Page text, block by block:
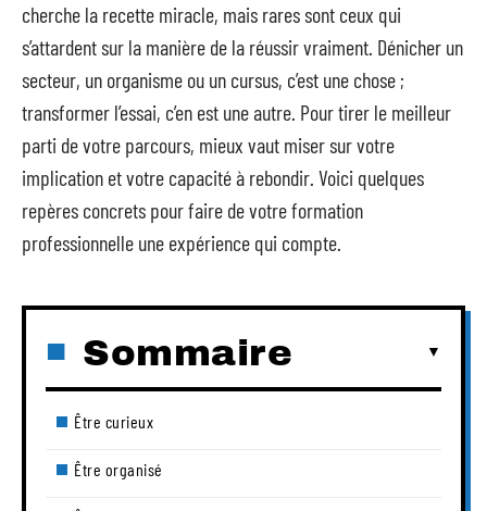
cherche la recette miracle, mais rares sont ceux qui
s’attardent sur la manière de la réussir vraiment. Dénicher un
secteur, un organisme ou un cursus, c’est une chose ;
transformer l’essai, c’en est une autre. Pour tirer le meilleur
parti de votre parcours, mieux vaut miser sur votre
implication et votre capacité à rebondir. Voici quelques
repères concrets pour faire de votre formation
professionnelle une expérience qui compte.
Sommaire
Être curieux
Être organisé